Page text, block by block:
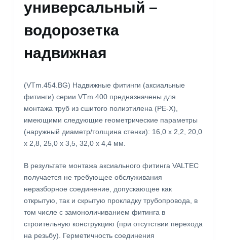
универсальный –
водорозетка
надвижная
(VTm.454.BG) Надвижные фитинги (аксиальные
фитинги) серии VTm.400 предназначены для
монтажа труб из сшитого полиэтилена (PE-X),
имеющими следующие геометрические параметры
(наружный диаметр/толщина стенки): 16,0 x 2,2, 20,0
x 2,8, 25,0 x 3,5, 32,0 x 4,4 мм.
В результате монтажа аксиального фитинга VALTEC
получается не требующее обслуживания
неразборное соединение, допускающее как
открытую, так и скрытую прокладку трубопровода, в
том числе с замоноличиванием фитинга в
строительную конструкцию (при отсутствии перехода
на резьбу). Герметичность соединения